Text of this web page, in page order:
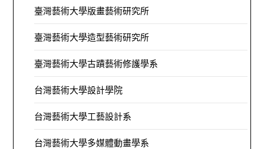
臺灣藝術大學版畫藝術研究所
臺灣藝術大學造型藝術研究所
臺灣藝術大學古蹟藝術修護學系
台灣藝術大學設計學院
台灣藝術大學工藝設計系
台灣藝術大學多媒體動畫學系